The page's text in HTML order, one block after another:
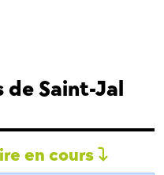
de Saint-Jal
en cours